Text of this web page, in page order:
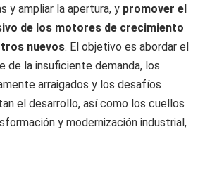
y ampliar la apertura, y promover el
de los motores de crecimiento
nuevos. El objetivo es abordar el
de la insuficiente demanda, los
arraigados y los desafíos
el desarrollo, así como los cuellos
y modernización industrial,